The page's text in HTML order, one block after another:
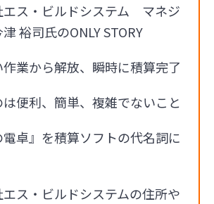
エス・ビルドシステム マネジ
裕司氏のONLY STORY
業から解放、瞬時に積算完了
便利、簡単、複雑でないこと
電卓』を積算ソフトの代名詞に
ス・ビルドシステムの住所や